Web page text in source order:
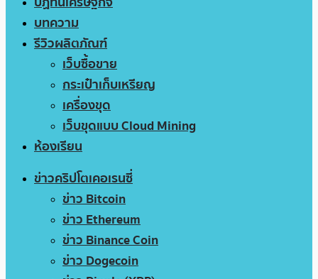
บทความ
รีวิวผลิตภัณฑ์
เว็บซื้อขาย
กระเป๋าเก็บเหรียญ
เครื่องขุด
เว็บขุดแบบ Cloud Mining
ห้องเรียน
ข่าวคริปโตเคอเรนซี่
ข่าว Bitcoin
ข่าว Ethereum
ข่าว Binance Coin
ข่าว Dogecoin